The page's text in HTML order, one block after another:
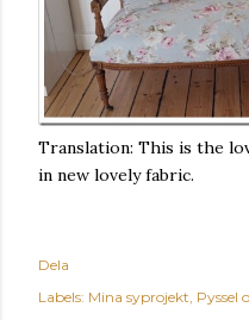
Translation: This is the
in new lovely fabric.
Dela
Labels: Mina syprojekt Pyssel